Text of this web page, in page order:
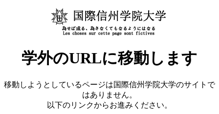
学外のURLに移動します
移動しようとしているページは国際信州学院大学のサイトで
はありません。
以下のリンクからお進みください。